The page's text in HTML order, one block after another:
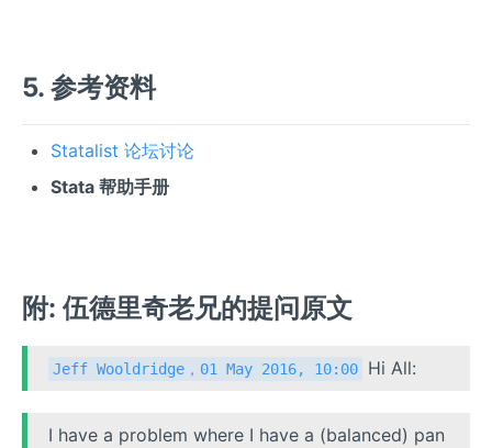
5. 参考资料
Statalist 论坛讨论
Stata 帮助手册
附: 伍德里奇老兄的提问原文
Jeff Wooldridge，01 May 2016, 10:00 Hi All:
I have a problem where I have a (balanced) pan